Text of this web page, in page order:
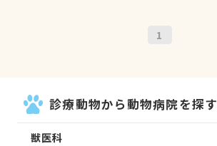
1
診療動物から動物病院を探す
獣医科